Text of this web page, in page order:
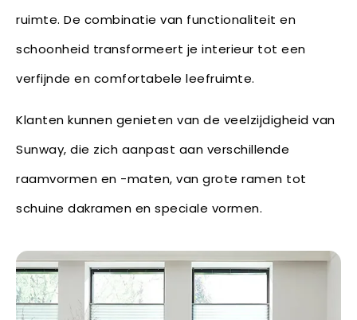
ruimte. De combinatie van functionaliteit en
schoonheid transformeert je interieur tot een
verfijnde en comfortabele leefruimte.
Klanten kunnen genieten van de veelzijdigheid van
Sunway, die zich aanpast aan verschillende
raamvormen en -maten, van grote ramen tot
schuine dakramen en speciale vormen.